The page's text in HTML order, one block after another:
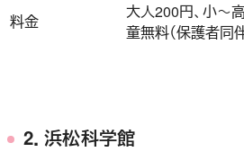
料金
大人200円、小～
童無料（保護者同
2．浜松科学館